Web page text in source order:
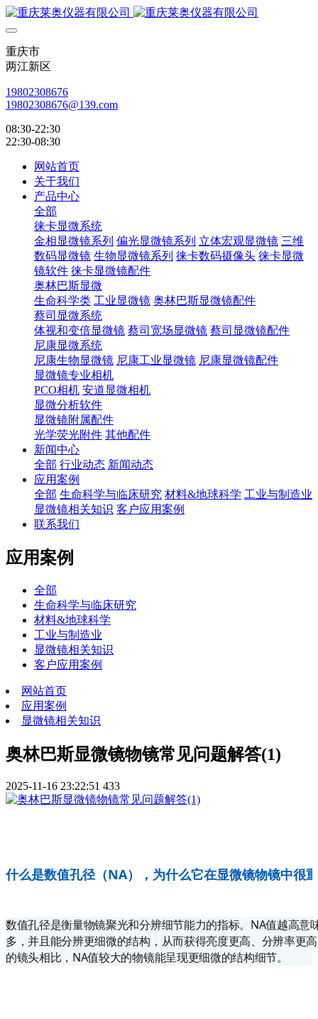
重庆市
两江新区
19802308676
19802308676@139.com
08:30-22:30
22:30-08:30
网站首页
关于我们
产品中心
全部
徕卡显微系统
金相显微镜系列 偏光显微镜系列 立体宏观显微镜 三维
数码显微镜 生物显微镜系列 徕卡数码摄像头 徕卡显微
镜软件 徕卡显微镜配件
奥林巴斯显微
生命科学类 工业显微镜 奥林巴斯显微镜配件
蔡司显微系统
体视和变倍显微镜 蔡司宽场显微镜 蔡司显微镜配件
尼康显微系统
尼康生物显微镜 尼康工业显微镜 尼康显微镜配件
显微镜专业相机
PCO相机 安道显微相机
显微分析软件
显微镜附属配件
光学荧光附件 其他配件
新闻中心
全部 行业动态 新闻动态
应用案例
全部 生命科学与临床研究 材料&地球科学 工业与制造业
显微镜相关知识 客户应用案例
联系我们
应用案例
全部
生命科学与临床研究
材料&地球科学
工业与制造业
显微镜相关知识
客户应用案例
网站首页
应用案例
显微镜相关知识
奥林巴斯显微镜物镜常见问题解答(1)
2025-11-16 23:22:51 433
什么是数值孔径（NA），为什么它在显微镜物镜中很
数值孔径是衡量物镜聚光和分辨细节能力的指标。NA值越高意
多，并且能分辨更细微的结构，从而获得亮度更高、分辨率更
的镜头相比，NA值较大的物镜能呈现更细微的结构细节。